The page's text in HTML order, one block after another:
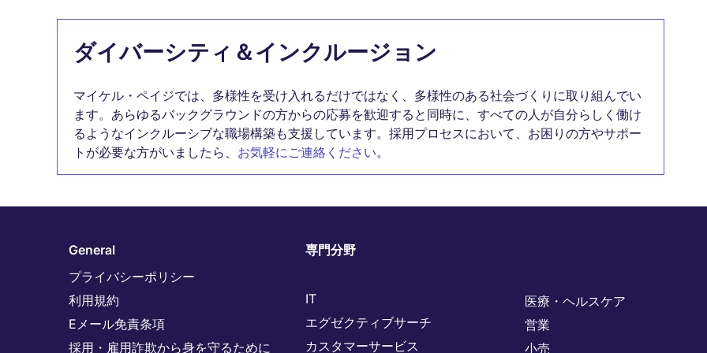
ダイバーシティ＆インクルージョン
マイケル・ペイジでは、多様性を受け入れるだけではなく、多様性のある社会づくりに取り組んでい
ます。あらゆるバックグラウンドの方からの応募を歓迎すると同時に、すべての人が自分らしく働け
るようなインクルーシブな職場構築も支援しています。採用プロセスにおいて、お困りの方やサポー
トが必要な方がいましたら、 お気軽にご連絡ください。
General
プライバシーポリシー
利用規約
Eメール免責条項
採用・雇用詐欺から身を守るために
専門分野
IT
エグゼクティブサーチ
カスタマーサービス
医療・ヘルスケア
営業
小売